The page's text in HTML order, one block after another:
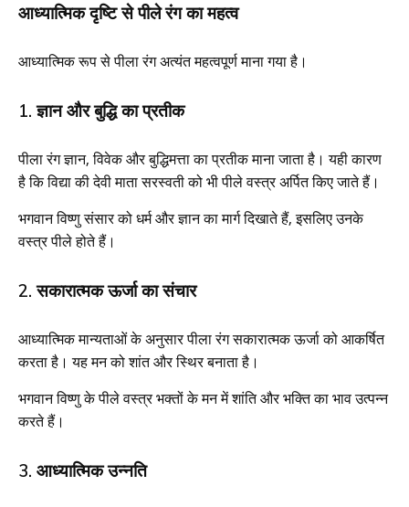
आध्यात्मिक दृष्टि से पीले रंग का महत्व
आध्यात्मिक रूप से पीला रंग अत्यंत महत्वपूर्ण माना गया है।
1. ज्ञान और बुद्धि का प्रतीक
पीला रंग ज्ञान, विवेक और बुद्धिमत्ता का प्रतीक माना जाता है। यही कारण
है कि विद्या की देवी माता सरस्वती को भी पीले वस्त्र अर्पित किए जाते हैं।
भगवान विष्णु संसार को धर्म और ज्ञान का मार्ग दिखाते हैं, इसलिए उनके
वस्त्र पीले होते हैं।
2. सकारात्मक ऊर्जा का संचार
आध्यात्मिक मान्यताओं के अनुसार पीला रंग सकारात्मक ऊर्जा को आकर्षित
करता है। यह मन को शांत और स्थिर बनाता है।
भगवान विष्णु के पीले वस्त्र भक्तों के मन में शांति और भक्ति का भाव उत्पन्न
करते हैं।
3. आध्यात्मिक उन्नति